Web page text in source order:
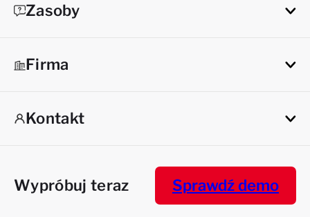
Zasoby
Firma
Kontakt
Wypróbuj teraz Sprawdź demo